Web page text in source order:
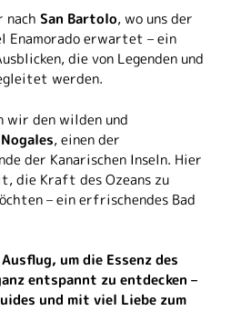
nach San Bartolo, wo uns der
Enamorado erwartet – ein
die von Legenden und
werden.
wir den wilden und
, einen der
der Kanarischen Inseln. Hier
die Kraft des Ozeans zu
– ein erfrischendes Bad
um die Essenz des
entspannt zu entdecken –
und mit viel Liebe zum